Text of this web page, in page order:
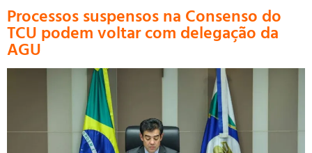
Processos suspensos na Consenso do
TCU podem voltar com delegação da
AGU